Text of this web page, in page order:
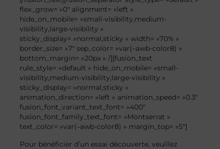
flex_grow= »0″ alignment= »left »
hide_on_mobile= »small-visibility,medium-
visibility,large-visibility »
sticky_display= »normal,sticky » width= »70% »
border_size= »7″ sep_color= »var(–awb-color8) »
bottom_margin= »20px » /][fusion_text
rule_style= »default » hide_on_mobile= »small-
visibility,medium-visibility,large-visibility »
sticky_display= »normal,sticky »
animation_direction= »left » animation_speed= »0.3″
fusion_font_variant_text_font= »400″
fusion_font_family_text_font= »Montserrat »
text_color= »var(–awb-color8) » margin_top= »5″]
Pour bénéficier d’un essai découverte, veuillez